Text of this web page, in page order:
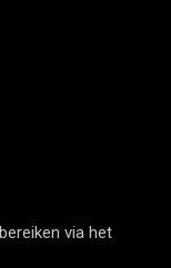
via het